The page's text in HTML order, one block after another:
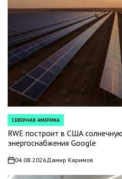
POSTED
IN
СЕВЕРНАЯ АМЕРИКА
RWE построит в США
энергоснабжения Google
on04.08.2026Дамир Каримов